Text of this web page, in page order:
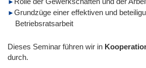
Grundzüge einer effektiven und
Betriebsratsarbeit
Dieses Seminar führen wir in
durch.